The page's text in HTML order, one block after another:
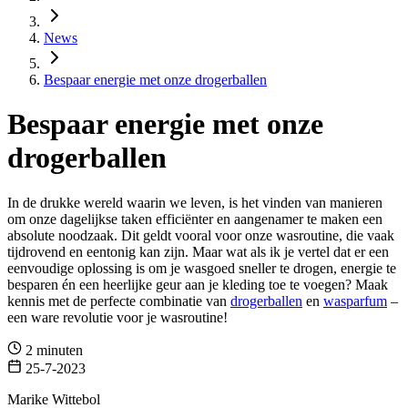
News
Bespaar energie met onze drogerballen
Bespaar energie met onze
drogerballen
In de drukke wereld waarin we leven, is het vinden van manieren
om onze dagelijkse taken efficiënter en aangenamer te maken een
absolute noodzaak. Dit geldt vooral voor onze wasroutine, die vaak
tijdrovend en eentonig kan zijn. Maar wat als ik je vertel dat er een
eenvoudige oplossing is om je wasgoed sneller te drogen, energie te
besparen én een heerlijke geur aan je kleding toe te voegen? Maak
kennis met de perfecte combinatie van drogerballen en wasparfum –
een ware revolutie voor je wasroutine!
2 minuten
25-7-2023
Marike Wittebol